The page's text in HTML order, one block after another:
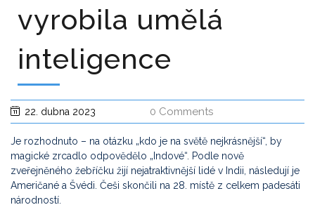
vyrobila umělá
inteligence
22. dubna 2023 0 Comments
Je rozhodnuto – na otázku „kdo je na světě nejkrásnější“, by
magické zrcadlo odpovědělo „Indové“. Podle nově
zveřejněného žebříčku žijí nejatraktivnější lidé v Indii, následují je
Američané a Švédi. Češi skončili na 28. místě z celkem padesáti
národností.